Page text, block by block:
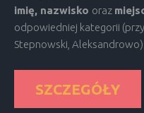
imię, nazwisko oraz
odpowiedniej kategorii
Stepnowski,
SZCZEGÓŁY